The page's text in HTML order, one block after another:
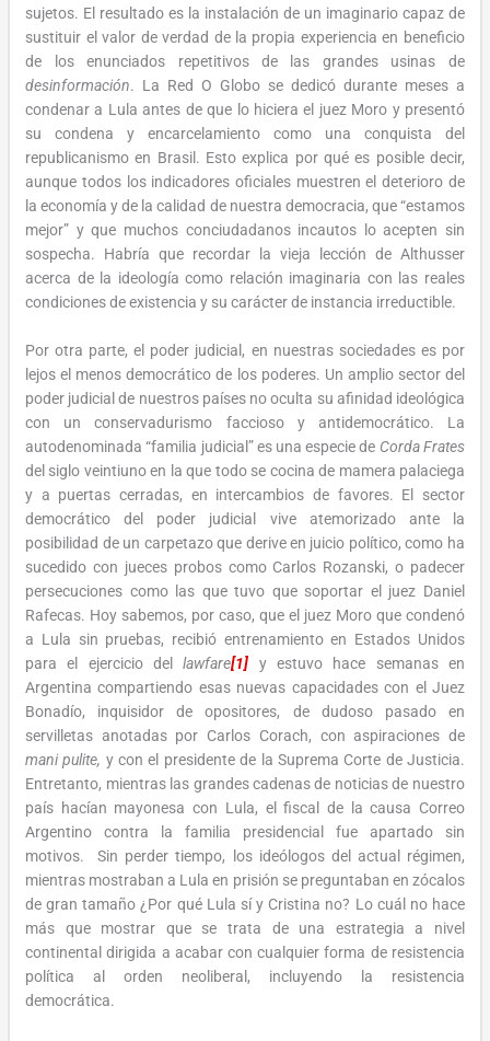
sujetos. El resultado es la instalación de un imaginario capaz de
sustituir el valor de verdad de la propia experiencia en beneficio
de los enunciados repetitivos de las grandes usinas de
desinformación. La Red O Globo se dedicó durante meses a
condenar a Lula antes de que lo hiciera el juez Moro y presentó
su condena y encarcelamiento como una conquista del
republicanismo en Brasil. Esto explica por qué es posible decir,
aunque todos los indicadores oficiales muestren el deterioro de
la economía y de la calidad de nuestra democracia, que “estamos
mejor” y que muchos conciudadanos incautos lo acepten sin
sospecha. Habría que recordar la vieja lección de Althusser
acerca de la ideología como relación imaginaria con las reales
condiciones de existencia y su carácter de instancia irreductible.
Por otra parte, el poder judicial, en nuestras sociedades es por
lejos el menos democrático de los poderes. Un amplio sector del
poder judicial de nuestros países no oculta su afinidad ideológica
con un conservadurismo faccioso y antidemocrático. La
autodenominada “familia judicial” es una especie de Corda Frates
del siglo veintiuno en la que todo se cocina de mamera palaciega
y a puertas cerradas, en intercambios de favores. El sector
democrático del poder judicial vive atemorizado ante la
posibilidad de un carpetazo que derive en juicio político, como ha
sucedido con jueces probos como Carlos Rozanski, o padecer
persecuciones como las que tuvo que soportar el juez Daniel
Rafecas. Hoy sabemos, por caso, que el juez Moro que condenó
a Lula sin pruebas, recibió entrenamiento en Estados Unidos
para el ejercicio dellawfare[1] y estuvo hace semanas en
Argentina compartiendo esas nuevas capacidades con el Juez
Bonadío, inquisidor de opositores, de dudoso pasado en
servilletas anotadas por Carlos Corach, con aspiraciones de
mani pulite, y con el presidente de la Suprema Corte de Justicia.
Entretanto, mientras las grandes cadenas de noticias de nuestro
país hacían mayonesa con Lula, el fiscal de la causa Correo
Argentino contra la familia presidencial fue apartado sin
motivos. Sin perder tiempo, los ideólogos del actual régimen,
mientras mostraban a Lula en prisión se preguntaban en zócalos
de gran tamaño ¿Por qué Lula sí y Cristina no? Lo cuál no hace
más que mostrar que se trata de una estrategia a nivel
continental dirigida a acabar con cualquier forma de resistencia
política al orden neoliberal, incluyendo la resistencia
democrática.